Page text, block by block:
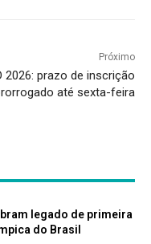
Próximo
2026: prazo de inscrição
até sexta-feira
legado de primeira
do Brasil